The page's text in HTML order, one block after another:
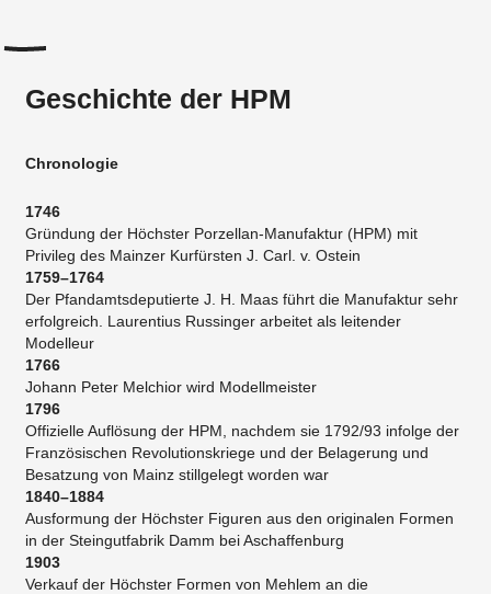
Geschichte der HPM
Chronologie
1746
Gründung der Höchster Porzellan-Manufaktur (HPM) mit
Privileg des Mainzer Kurfürsten J. Carl. v. Ostein
1759–1764
Der Pfandamtsdeputierte J. H. Maas führt die Manufaktur sehr
erfolgreich. Laurentius Russinger arbeitet als leitender
Modelleur
1766
Johann Peter Melchior wird Modellmeister
1796
Offizielle Auflösung der HPM, nachdem sie 1792/93 infolge der
Französischen Revolutionskriege und der Belagerung und
Besatzung von Mainz stillgelegt worden war
1840–1884
Ausformung der Höchster Figuren aus den originalen Formen
in der Steingutfabrik Damm bei Aschaffenburg
1903
Verkauf der Höchster Formen von Mehlem an die